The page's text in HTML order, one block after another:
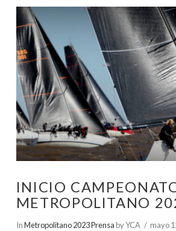
VIEW POST
INICIO
METROPOLITANO
InMetropolitano 2023 Prensa by YCA mayo